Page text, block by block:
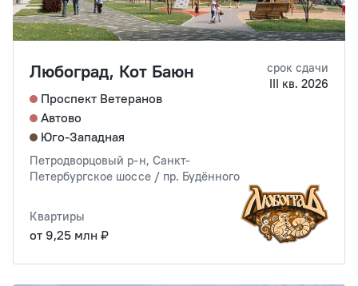
Любоград, Кот Баюн
Проспект Ветеранов
Автово
Юго-Западная
Петродворцовый р-н, Санкт-
Петербургское шоссе / пр. Будённого
срок сдачи
III кв. 2026
Квартиры
от 9,25 млн ₽